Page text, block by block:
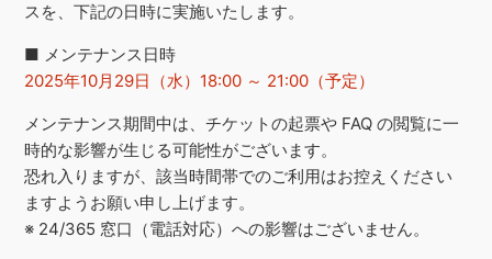
スを、下記の日時に実施いたします。
■ メンテナンス日時
2025年10月29日（水）18:00 ～ 21:00（予定）
メンテナンス期間中は、チケットの起票や FAQ の閲覧に一
時的な影響が生じる可能性がございます。
恐れ入りますが、該当時間帯でのご利用はお控えください
ますようお願い申し上げます。
※ 24/365 窓口（電話対応）への影響はございません。